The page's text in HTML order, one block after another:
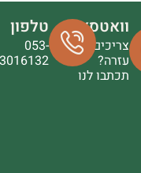
וואטסאפ
צריכים
עזרה?
תכתבו לנו
טלפון
053-
3016132